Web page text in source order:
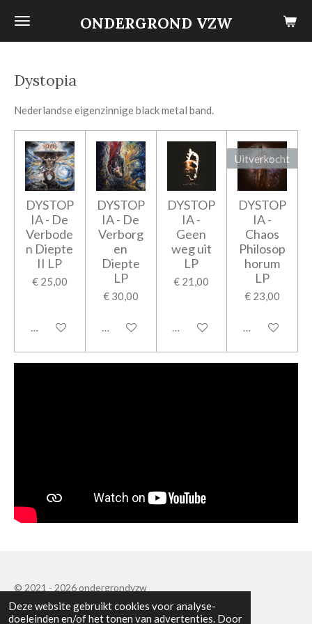
Deze website gebruikt cookies voor analyse-
doeleinden en/of het tonen van advertenties. Door
Ga
hoofdinhoud
ONDERGROND VZW
Dystopia
Nederlandse eigenzinnige black metal band.
DYSTOP
IA - De
Verbode
n Diepte
II LP
€ 25,00
In winkelwagen
DYSTOP
IA - De
Verborg
en
Diepte
LP
€ 30,00
In winkelwagen
DYSTOP
IA -
Geen
weg uit
LP
€ 21,00
In winkelwagen
Uitverkocht
DYSTOP
IA -
Chaos
Philosop
horum
LP
€ 23,00
Houd mij op
© 2021 - 2026 ondergrondvzw
Powered byJouwWeb